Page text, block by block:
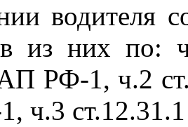
водителя
из них
РФ-1, ч.2
ч.3